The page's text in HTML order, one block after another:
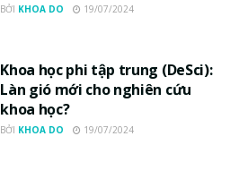
BỞI KHOA DO 19/07/2024
Khoa học phi tập trung (DeSci):
Làn gió mới cho nghiên cứu
khoa học?
BỞI KHOA DO 19/07/2024